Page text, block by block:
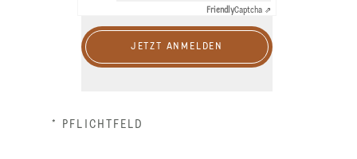
FriendlyCaptcha ⇗
JETZT ANMELDEN
* PFLICHTFELD